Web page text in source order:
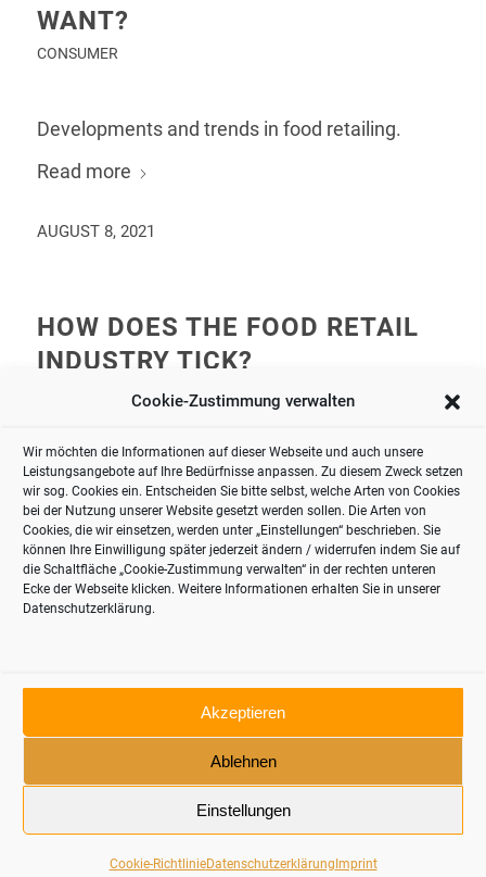
Cookie-Zustimmung verwalten
Wir möchten die Informationen auf dieser Webseite und auch unsere
Leistungsangebote auf Ihre Bedürfnisse anpassen. Zu diesem Zweck setzen
wir sog. Cookies ein. Entscheiden Sie bitte selbst, welche Arten von Cookies
bei der Nutzung unserer Website gesetzt werden sollen. Die Arten von
Cookies, die wir einsetzen, werden unter „Einstellungen“ beschrieben. Sie
können Ihre Einwilligung später jederzeit ändern / widerrufen indem Sie auf
die Schaltfläche „Cookie-Zustimmung verwalten“ in der rechten unteren
Ecke der Webseite klicken. Weitere Informationen erhalten Sie in unserer
Datenschutzerklärung.
Akzeptieren
Ablehnen
Einstellungen
Cookie-RichtlinieDatenschutzerklärung Imprint
WANT?
CONSUMER
Developments and trends in food retailing.
Read more
AUGUST 8, 2021
HOW DOES THE FOOD RETAIL
INDUSTRY TICK?
FOOD STARTUPS
What you should know about this.
Read more
JUNE 28, 2021
Contact
Imprint
German English